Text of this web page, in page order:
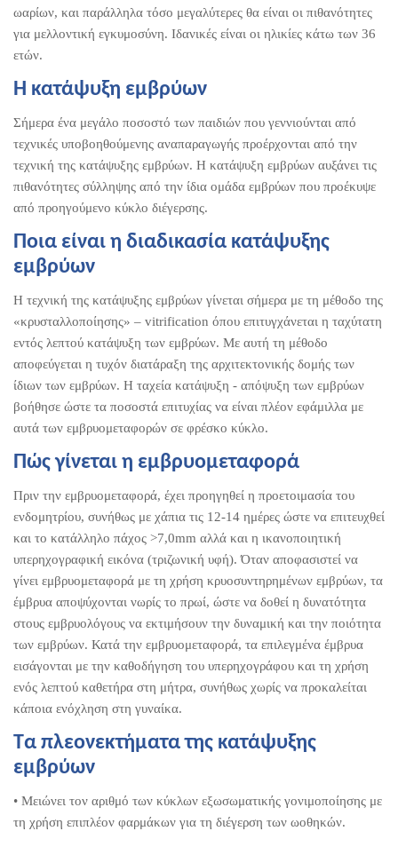
ωαρίων, και παράλληλα τόσο μεγαλύτερες θα είναι οι πιθανότητες
για μελλοντική εγκυμοσύνη. Ιδανικές είναι οι ηλικίες κάτω των 36
ετών.
Η κατάψυξη εμβρύων
Σήμερα ένα μεγάλο ποσοστό των παιδιών που γεννιούνται από
τεχνικές υποβοηθούμενης αναπαραγωγής προέρχονται από την
τεχνική της κατάψυξης εμβρύων. Η κατάψυξη εμβρύων αυξάνει τις
πιθανότητες σύλληψης από την ίδια ομάδα εμβρύων που προέκυψε
από προηγούμενο κύκλο διέγερσης.
Ποια είναι η διαδικασία κατάψυξης
εμβρύων
Η τεχνική της κατάψυξης εμβρύων γίνεται σήμερα με τη μέθοδο της
«κρυσταλλοποίησης» – vitrification όπου επιτυγχάνεται η ταχύτατη
εντός λεπτού κατάψυξη των εμβρύων. Με αυτή τη μέθοδο
αποφεύγεται η τυχόν διατάραξη της αρχιτεκτονικής δομής των
ίδιων των εμβρύων. Η ταχεία κατάψυξη - απόψυξη των εμβρύων
βοήθησε ώστε τα ποσοστά επιτυχίας να είναι πλέον εφάμιλλα με
αυτά των εμβρυομεταφορών σε φρέσκο κύκλο.
Πώς γίνεται η εμβρυομεταφορά
Πριν την εμβρυομεταφορά, έχει προηγηθεί η προετοιμασία του
ενδομητρίου, συνήθως με χάπια τις 12-14 ημέρες ώστε να επιτευχθεί
και το κατάλληλο πάχος >7,0mm αλλά και η ικανοποιητική
υπερηχογραφική εικόνα (τριζωνική υφή). Όταν αποφασιστεί να
γίνει εμβρυομεταφορά με τη χρήση κρυοσυντηρημένων εμβρύων, τα
έμβρυα αποψύχονται νωρίς το πρωί, ώστε να δοθεί η δυνατότητα
στους εμβρυολόγους να εκτιμήσουν την δυναμική και την ποιότητα
των εμβρύων. Κατά την εμβρυομεταφορά, τα επιλεγμένα έμβρυα
εισάγονται με την καθοδήγηση του υπερηχογράφου και τη χρήση
ενός λεπτού καθετήρα στη μήτρα, συνήθως χωρίς να προκαλείται
κάποια ενόχληση στη γυναίκα.
Τα πλεονεκτήματα της κατάψυξης
εμβρύων
• Μειώνει τον αριθμό των κύκλων εξωσωματικής γονιμοποίησης με
τη χρήση επιπλέον φαρμάκων για τη διέγερση των ωοθηκών.